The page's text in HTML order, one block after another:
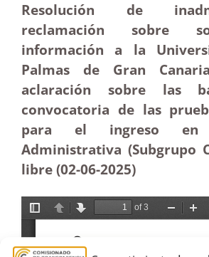
Resolución de
reclamación sobre
información a la
Palmas de Gran
aclaración sobre las
convocatoria de las
para el ingreso en
Administrativa (Subgrupo
libre (02-06-2025)